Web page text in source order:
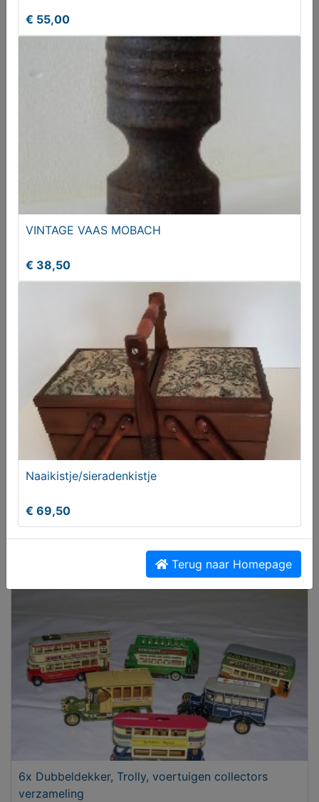
DVD sex and the City
Spandoek (voetbal)
Strijkijzer met opzet
6x Dubbeldekker, Trolly, voertuigen collectors
verzameling
€ 55,00
VINTAGE VAAS MOBACH
€ 38,50
Naaikistje/sieradenkistje
€ 69,50
Terug naar Homepage